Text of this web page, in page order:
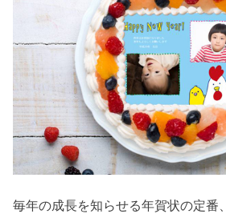
毎年の成長を知らせる年賀状の定番、